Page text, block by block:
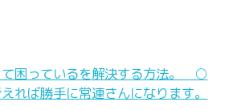
て困っているを解決する方法。 ○
れば勝手に常連さんになります。